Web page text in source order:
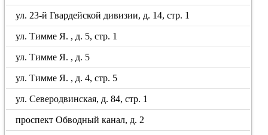
ул. 23-й Гвардейской дивизии, д. 14, стр. 1
ул. Тимме Я. , д. 5, стр. 1
ул. Тимме Я. , д. 5
ул. Тимме Я. , д. 4, стр. 5
ул. Северодвинская, д. 84, стр. 1
проспект Обводный канал, д. 2